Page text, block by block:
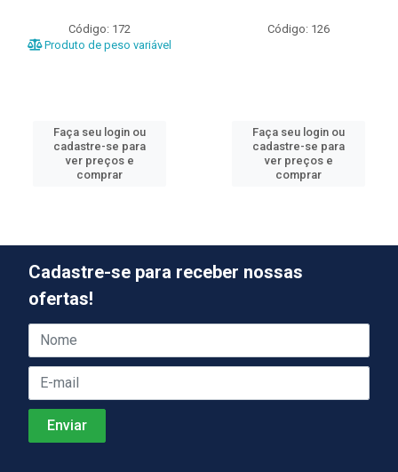
Código: 172
Produto de peso variável
Faça seu login ou
cadastre-se para
ver preços e
comprar
Código: 126
Faça seu login ou
cadastre-se para
ver preços e
comprar
Cadastre-se para receber nossas
ofertas!